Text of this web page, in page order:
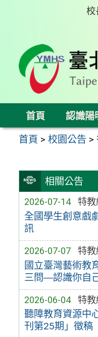
校
首頁 認識陽
首頁 >校園公告 >
相關公告
2026-07-14 特教
全國學生創意戲
訊
2026-07-07 特教
國立臺灣藝術教
三問―認識你自
2026-06-04 特教
聽障教育資源中
刊第25期」徵稿